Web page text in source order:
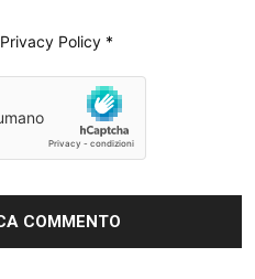
Privacy Policy *